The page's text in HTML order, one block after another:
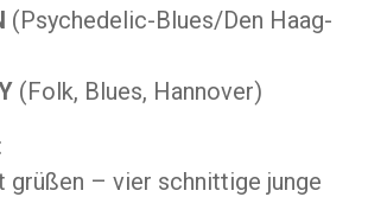
(Psychedelic-Blues/Den Haag-
(Folk, Blues, Hannover)
grüßen – vier schnittige junge